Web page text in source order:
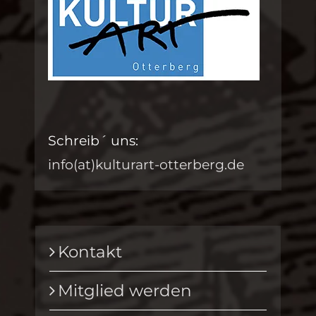
Schreib´ uns:
info(at)kulturart-otterberg.de
Kontakt
Mitglied werden